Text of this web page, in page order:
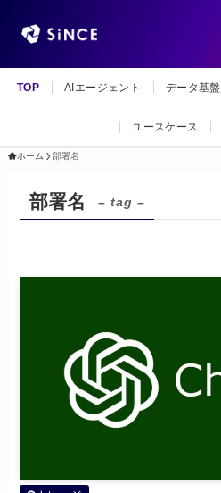
TOP AIエージェント データ基盤
ユースケース
ホーム 部署名
部署名 – tag –